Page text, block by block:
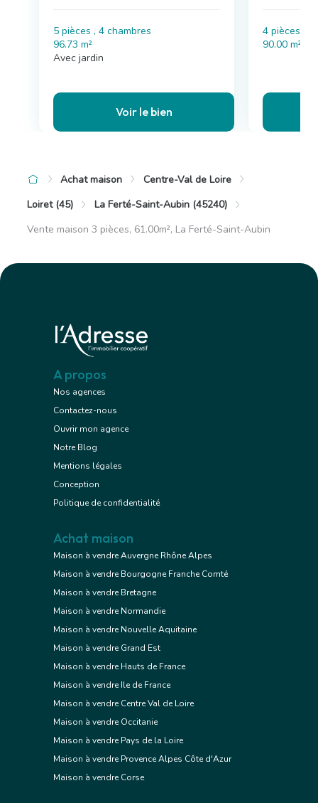
5 pièces , 4 chambres
96.73 m²
Avec jardin
Voir le bien
4 pièces , 3
90.00 m²
Achat maison
Centre-Val de Loire
Loiret (45)
La Ferté-Saint-Aubin (45240)
Vente maison 3 pièces, 61.00m², La Ferté-Saint-Aubin
A propos
Nos agences
Contactez-nous
Ouvrir mon agence
Notre Blog
Mentions légales
Conception
Politique de confidentialité
Achat maison
Maison à vendre Auvergne Rhône Alpes
Maison à vendre Bourgogne Franche Comté
Maison à vendre Bretagne
Maison à vendre Normandie
Maison à vendre Nouvelle Aquitaine
Maison à vendre Grand Est
Maison à vendre Hauts de France
Maison à vendre Ile de France
Maison à vendre Centre Val de Loire
Maison à vendre Occitanie
Maison à vendre Pays de la Loire
Maison à vendre Provence Alpes Côte d'Azur
Maison à vendre Corse